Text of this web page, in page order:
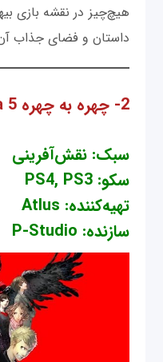
هیچ‌چیز در نقشه بازی
داستان و فضای جذاب
2- چهره به چهره Persona 5
سبک: نقش‌آفرینی
سکو: PS4, PS3
تهیه‌کننده: Atlus
سازنده: P-Studio